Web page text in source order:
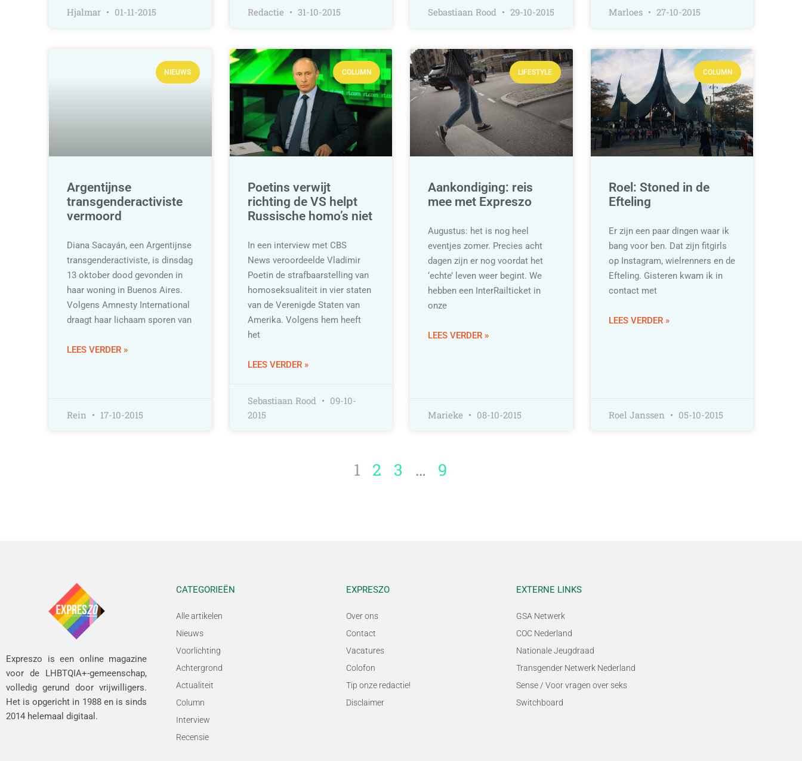
Hjalmar 01-11-2015 Redactie 31-10-2015 Sebastiaan Rood 29-10-2015 Marloes 27-10-2015
NIEUWS
Argentijnse
transgenderactiviste
vermoord
Diana Sacayán, een Argentijnse
transgenderactiviste, is dinsdag
13 oktober dood gevonden in
haar woning in Buenos Aires.
Volgens Amnesty International
draagt haar lichaam sporen van
LEES VERDER »
Rein 17-10-2015
COLUMN
Poetins verwijt
richting de VS helpt
Russische homo’s niet
In een interview met CBS
News veroordeelde Vladimir
Poetin de strafbaarstelling van
homoseksualiteit in vier staten
van de Verenigde Staten van
Amerika. Volgens hem heeft
het
LEES VERDER »
Sebastiaan Rood
09-10-
2015
LIFESTYLE
Aankondiging: reis
mee met Expreszo
Augustus: het is nog heel
eventjes zomer. Precies acht
dagen zijn er nog voordat het
‘echte’ leven weer begint. We
hebben een InterRailticket in
onze
LEES VERDER »
Marieke 08-10-2015
COLUMN
Roel: Stoned in de
Efteling
Er zijn een paar dingen waar ik
bang voor ben. Dat zijn fitgirls
op Instagram, wielrenners en de
Efteling. Gisteren kwam ik in
contact met
LEES VERDER »
Roel Janssen 05-10-2015
1 2 3 … 9
Expreszo is een online magazine
voor de LHBTQIA+-gemeenschap,
volledig gerund door vrijwilligers.
Het is opgericht in 1988 en is sinds
2014 helemaal digitaal.
CATEGORIEËN
Alle artikelen
Nieuws
Voorlichting
Achtergrond
Actualiteit
Column
Interview
Recensie
EXPRESZO
Over ons
Contact
Vacatures
Colofon
Tip onze redactie!
Disclaimer
EXTERNE LINKS
GSA Netwerk
COC Nederland
Nationale Jeugdraad
Transgender Netwerk Nederland
Sense / Voor vragen over seks
Switchboard